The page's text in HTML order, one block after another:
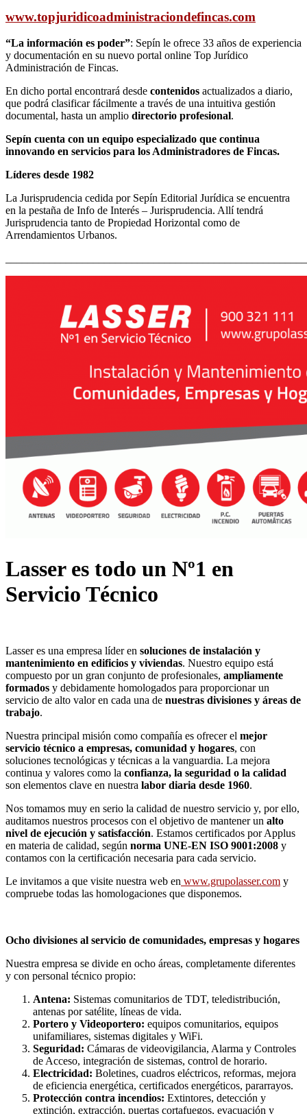
www.topjuridicoadministraciondefincas.com
“La información es poder”: Sepín le ofrece 33 años de experiencia
y documentación en su nuevo portal online Top Jurídico
Administración de Fincas.
En dicho portal encontrará desde contenidos actualizados a diario,
que podrá clasificar fácilmente a través de una intuitiva gestión
documental, hasta un amplio directorio profesional.
Sepín cuenta con un equipo especializado que continua
innovando en servicios para los Administradores de Fincas.
Líderes desde 1982
La Jurisprudencia cedida por Sepín Editorial Jurídica se encuentra
en la pestaña de Info de Interés – Jurisprudencia. Allí tendrá
Jurisprudencia tanto de Propiedad Horizontal como de
Arrendamientos Urbanos.
Lasser es todo un Nº1 en
Servicio Técnico
Lasser es una empresa líder en soluciones de instalación y
mantenimiento en edificios y viviendas. Nuestro equipo está
compuesto por un gran conjunto de profesionales, ampliamente
formados y debidamente homologados para proporcionar un
servicio de alto valor en cada una de nuestras divisiones y áreas de
trabajo.
Nuestra principal misión como compañía es ofrecer el mejor
servicio técnico a empresas, comunidad y hogares, con
soluciones tecnológicas y técnicas a la vanguardia. La mejora
continua y valores como la confianza, la seguridad o la calidad
son elementos clave en nuestra labor diaria desde 1960.
Nos tomamos muy en serio la calidad de nuestro servicio y, por ello,
auditamos nuestros procesos con el objetivo de mantener un alto
nivel de ejecución y satisfacción. Estamos certificados por Applus
en materia de calidad, según norma UNE-EN ISO 9001:2008 y
contamos con la certificación necesaria para cada servicio.
Le invitamos a que visite nuestra web en www.grupolasser.com y
compruebe todas las homologaciones que disponemos.
Ocho divisiones al servicio de comunidades, empresas y hogares
Nuestra empresa se divide en ocho áreas, completamente diferentes
y con personal técnico propio:
Antena: Sistemas comunitarios de TDT, teledistribución,
antenas por satélite, líneas de vida.
Portero y Videoportero: equipos comunitarios, equipos
unifamiliares, sistemas digitales y WiFi.
Seguridad: Cámaras de videovigilancia, Alarma y Controles
de Acceso, integración de sistemas, control de horario.
Electricidad: Boletines, cuadros eléctricos, reformas, mejora
de eficiencia energética, certificados energéticos, pararrayos.
Protección contra incendios: Extintores, detección y
extinción, extracción, puertas cortafuegos, evacuación y